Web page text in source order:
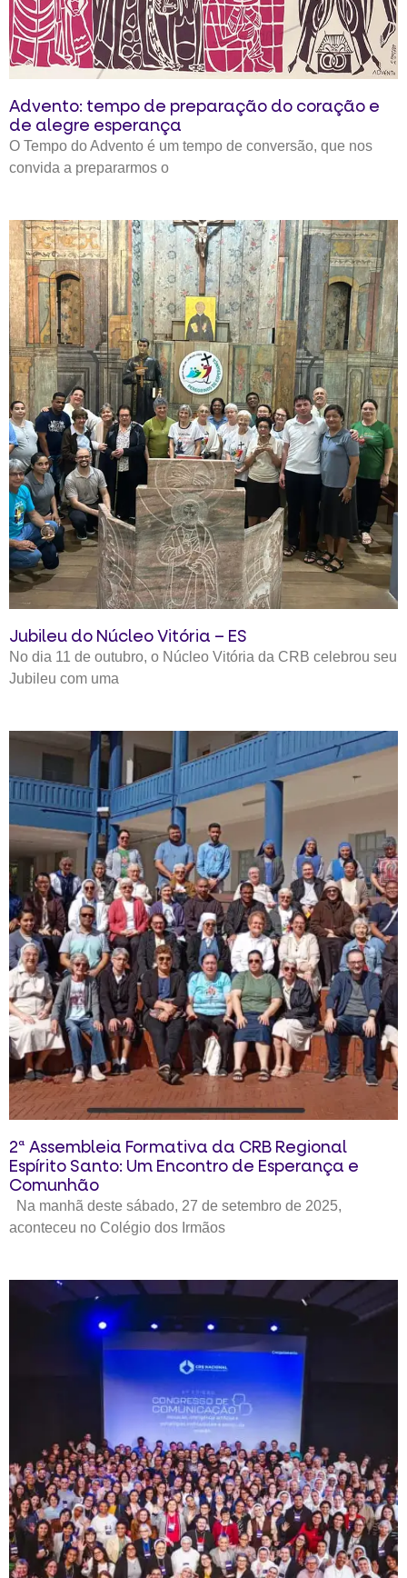
Advento: tempo de preparação do coração e
de alegre esperança
O Tempo do Advento é um tempo de conversão, que nos
convida a prepararmos o
Jubileu do Núcleo Vitória – ES
No dia 11 de outubro, o Núcleo Vitória da CRB celebrou seu
Jubileu com uma
2ª Assembleia Formativa da CRB Regional
Espírito Santo: Um Encontro de Esperança e
Comunhão
Na manhã deste sábado, 27 de setembro de 2025,
aconteceu no Colégio dos Irmãos